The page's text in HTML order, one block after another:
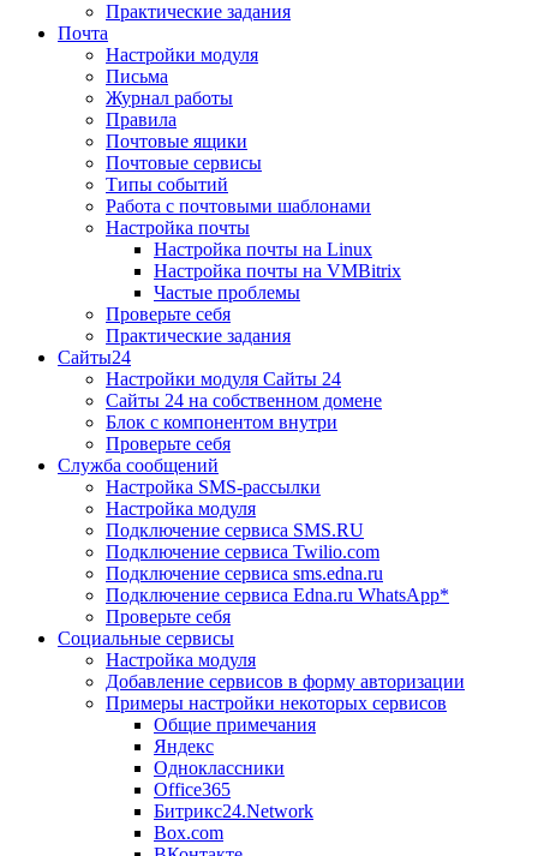
Практические задания
Почта
Настройки модуля
Письма
Журнал работы
Правила
Почтовые ящики
Почтовые сервисы
Типы событий
Работа с почтовыми шаблонами
Настройка почты
Настройка почты на Linux
Настройка почты на VMBitrix
Частые проблемы
Проверьте себя
Практические задания
Сайты24
Настройки модуля Сайты 24
Сайты 24 на собственном домене
Блок с компонентом внутри
Проверьте себя
Служба сообщений
Настройка SMS-рассылки
Настройка модуля
Подключение сервиса SMS.RU
Подключение сервиса Twilio.com
Подключение сервиса sms.edna.ru
Подключение сервиса Edna.ru WhatsApp*
Проверьте себя
Социальные сервисы
Настройка модуля
Добавление сервисов в форму авторизации
Примеры настройки некоторых сервисов
Общие примечания
Яндекс
Одноклассники
Office365
Битрикс24.Network
Box.com